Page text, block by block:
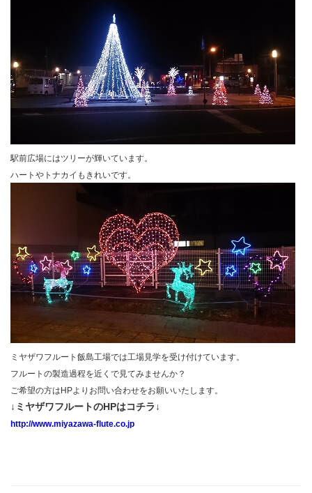
駅前広場にはツリーが輝いています。
ハートやトナカイもきれいです。
ミヤザワフルート飯島工場では工場見学を受け付けています。
フルートの製造過程を近くで見てみませんか？
ご希望の方はHPよりお問い合わせをお願いいたします。
↓ミヤザワフルートのHPはコチラ↓
http://www.miyazawa-flute.co.jp